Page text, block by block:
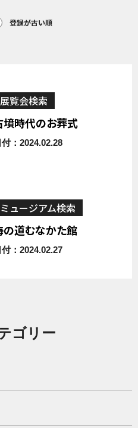
登録が古い順
展覧会検索
墳時代のお葬式
付：2024.02.28
ミュージアム検索
の道むなかた館
付：2024.02.27
ゴリー